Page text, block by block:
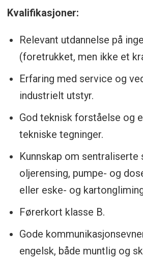
forretningsetikk og en
til FNs bærekraftsinitiativ
(UNGC), og som
Norsecraft Tec vil du være
felles verdigrunnlag og vår
Hos Norsecraft Tec AS får
en jobb – du får en
del av noe større. Bli med
mot en bærekraftig fremtid,
Kvalifikasjoner:
Relevant utdannelse på
(foretrukket, men ikke et
Erfaring med service og
industrielt utstyr.
God teknisk forståelse og
tekniske tegninger.
Kunnskap om sentraliserte
oljerensing, pumpe- og
eller eske- og
Førerkort klasse B.
Gode
engelsk, både muntlig og